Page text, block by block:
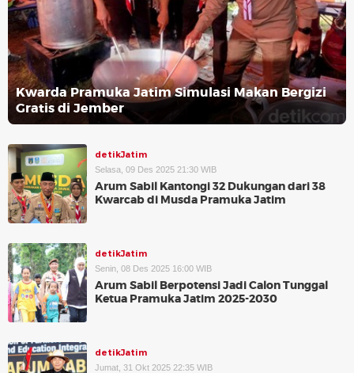
Kwarda Pramuka Jatim Simulasi Makan Bergizi
Gratis di Jember
detikJatim
Selasa, 09 Des 2025 21:30 WIB
Arum Sabil Kantongi 32 Dukungan dari 38
Kwarcab di Musda Pramuka Jatim
detikJatim
Senin, 08 Des 2025 16:00 WIB
Arum Sabil Berpotensi Jadi Calon Tunggal
Ketua Pramuka Jatim 2025-2030
detikJatim
Jumat, 31 Okt 2025 22:35 WIB